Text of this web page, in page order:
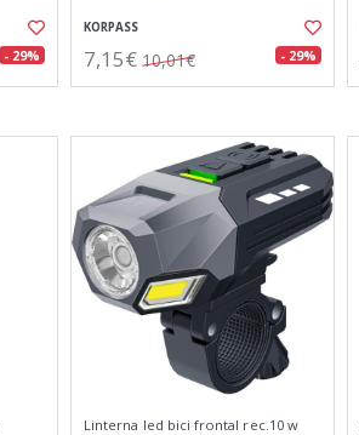
- 29%
KORPASS
7,15€ 10,01€ - 29%
Linterna led bici frontal rec.10 w